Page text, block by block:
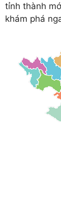
tỉnh thành
khám phá